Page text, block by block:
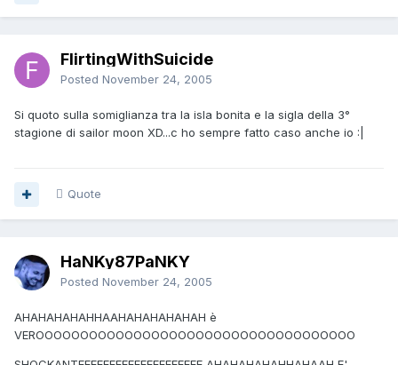
FlirtingWithSuicide
Posted November 24, 2005
Si quoto sulla somiglianza tra la isla bonita e la sigla della 3°
stagione di sailor moon XD...c ho sempre fatto caso anche io :|
Quote
HaNKy87PaNKY
Posted November 24, 2005
AHAHAHAHAHHAAHAHAHAHAHAH è
VEROOOOOOOOOOOOOOOOOOOOOOOOOOOOOOOOOOOO